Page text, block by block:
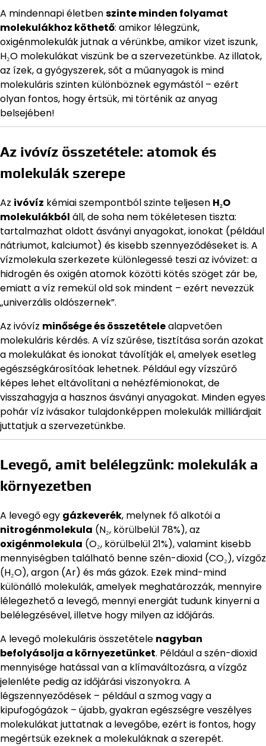
A mindennapi életbenszinte minden folyamat
molekulákhoz köthető: amikor lélegzünk,
oxigénmolekulák jutnak a vérünkbe, amikor vizet iszunk,
H₂O molekulákat viszünk be a szervezetünkbe. Az illatok,
az ízek, a gyógyszerek, sőt a műanyagok is mind
molekuláris szinten különböznek egymástól – ezért
olyan fontos, hogy értsük, mi történik az anyag
belsejében!
Az ivóvíz összetétele: atomok és
molekulák szerepe
Az ivóvíz kémiai szempontból szinte teljesen H₂O
molekulákból áll, de soha nem tökéletesen tiszta:
tartalmazhat oldott ásványi anyagokat, ionokat (például
nátriumot, kalciumot) és kisebb szennyeződéseket is. A
vízmolekula szerkezete különlegessé teszi az ivóvizet: a
hidrogén és oxigén atomok közötti kötés szöget zár be,
emiatt a víz remekül old sok mindent – ezért nevezzük
„univerzális oldószernek”.
Az ivóvíz minősége és összetételealapvetően
molekuláris kérdés. A víz szűrése, tisztítása során azokat
a molekulákat és ionokat távolítják el, amelyek esetleg
egészségkárosítóak lehetnek. Például egy vízszűrő
képes lehet eltávolítani a nehézfémionokat, de
visszahagyja a hasznos ásványi anyagokat. Minden egyes
pohár víz ivásakor tulajdonképpen molekulák milliárdjait
juttatjuk a szervezetünkbe.
Levegő, amit belélegzünk: molekulák a
környezetben
A levegő egy gázkeverék, melynek fő alkotói a
nitrogénmolekula (N₂, körülbelül 78%), az
oxigénmolekula (O₂, körülbelül 21%), valamint kisebb
mennyiségben található benne szén-dioxid (CO₂), vízgőz
(H₂O), argon (Ar) és más gázok. Ezek mind-mind
különálló molekulák, amelyek meghatározzák, mennyire
lélegezhető a levegő, mennyi energiát tudunk kinyerni a
belélegzésével, illetve hogy milyen az időjárás.
A levegő molekuláris összetétele nagyban
befolyásolja a környezetünket. Például a szén-dioxid
mennyisége hatással van a klímaváltozásra, a vízgőz
jelenléte pedig az időjárási viszonyokra. A
légszennyeződések – például a szmog vagy a
kipufogógázok – újabb, gyakran egészségre veszélyes
molekulákat juttatnak a levegőbe, ezért is fontos, hogy
megértsük ezeknek a molekuláknak a szerepét.